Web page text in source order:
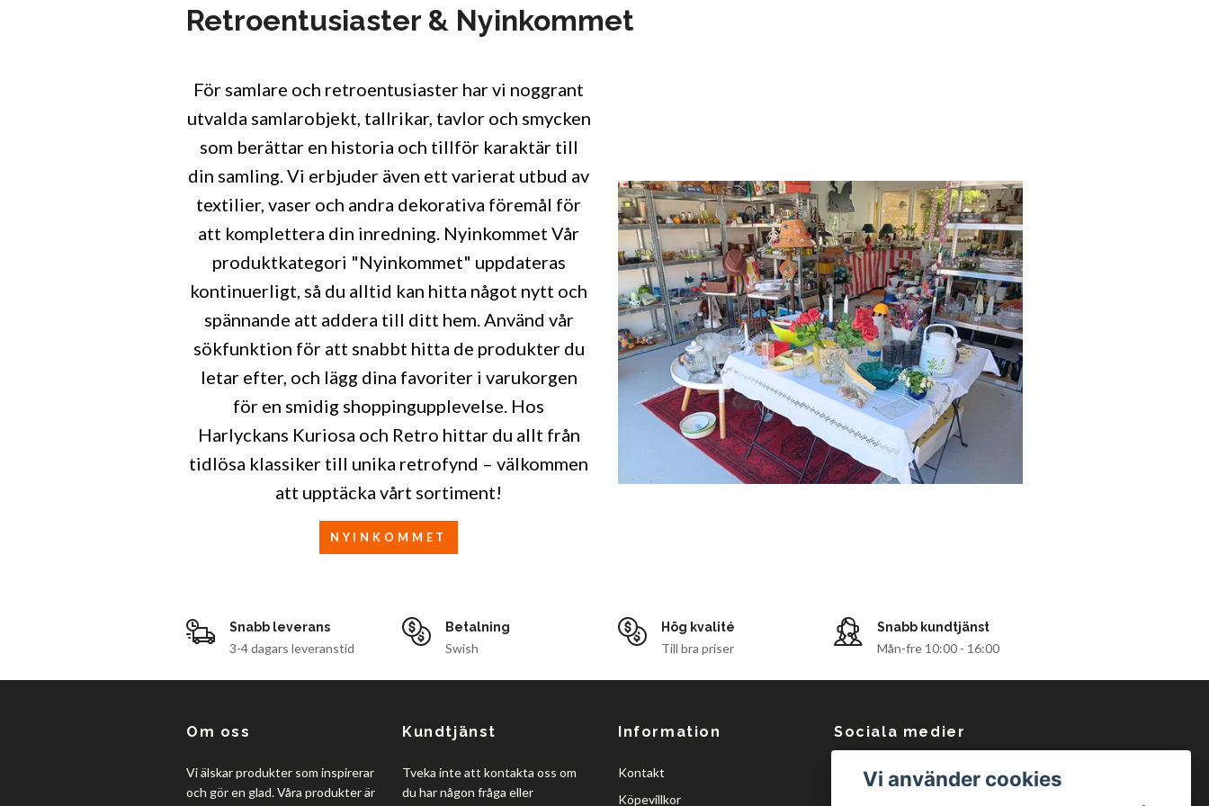
Retroentusiaster & Nyinkommet
För samlare och retroentusiaster har vi noggrant
utvalda samlarobjekt, tallrikar, tavlor och smycken
som berättar en historia och tillför karaktär till
din samling. Vi erbjuder även ett varierat utbud av
textilier, vaser och andra dekorativa föremål för
att komplettera din inredning. Nyinkommet Vår
produktkategori "Nyinkommet" uppdateras
kontinuerligt, så du alltid kan hitta något nytt och
spännande att addera till ditt hem. Använd vår
sökfunktion för att snabbt hitta de produkter du
letar efter, och lägg dina favoriter i varukorgen
för en smidig shoppingupplevelse. Hos
Harlyckans Kuriosa och Retro hittar du allt från
tidlösa klassiker till unika retrofynd – välkommen
att upptäcka vårt sortiment!
NYINKOMMET
Snabb leverans
3-4 dagars leveranstid
Betalning
Swish
Hög kvalité
Till bra priser
Snabb kundtjänst
Mån-fre 10:00 - 16:00
Om oss
Vi älskar produkter som inspirerar
och gör en glad. Våra produkter är
Kundtjänst
Tveka inte att kontakta oss om
du har någon fråga eller
Information
Kontakt
Köpevillkor
Sociala medier
Facebook
Vi använder cookies